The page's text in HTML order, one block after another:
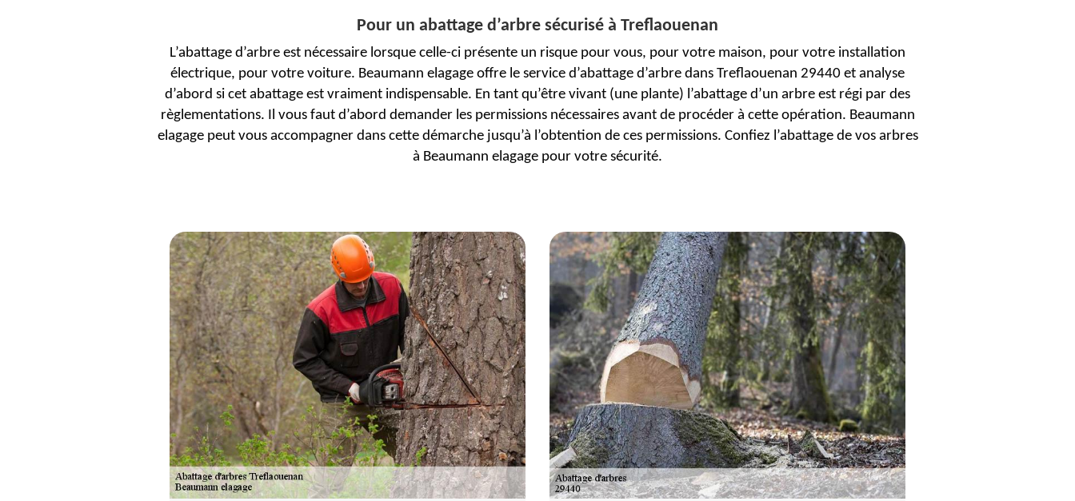
Pour un abattage d’arbre sécurisé à Treflaouenan
L’abattage d’arbre est nécessaire lorsque celle-ci présente un risque pour vous, pour votre maison, pour votre installation
électrique, pour votre voiture. Beaumann elagage offre le service d’abattage d’arbre dans Treflaouenan 29440 et analyse
d’abord si cet abattage est vraiment indispensable. En tant qu’être vivant (une plante) l’abattage d’un arbre est régi par des
règlementations. Il vous faut d’abord demander les permissions nécessaires avant de procéder à cette opération. Beaumann
elagage peut vous accompagner dans cette démarche jusqu’à l’obtention de ces permissions. Confiez l’abattage de vos arbres
à Beaumann elagage pour votre sécurité.